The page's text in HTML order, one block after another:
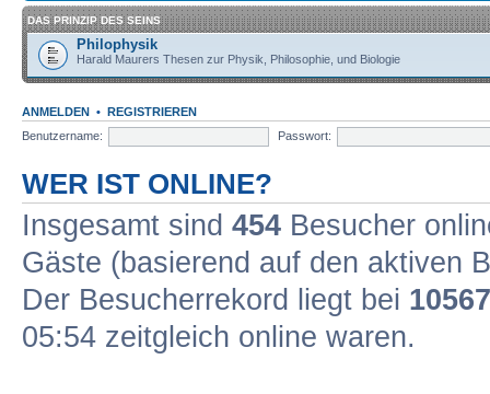
DAS PRINZIP DES SEINS
Philophysik
Harald Maurers Thesen zur Physik, Philosophie, und Biologie
ANMELDEN • REGISTRIEREN
Benutzername:
Passwort:
WER IST ONLINE?
Insgesamt sind 454 Besucher
Gäste (basierend auf den aktiven
Der Besucherrekord liegt bei 10567
05:54 zeitgleich online waren.